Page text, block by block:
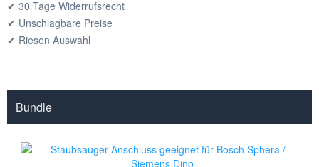
✔ 30 Tage Widerrufsrecht
✔ Unschlagbare Preise
✔ Riesen Auswahl
Bundle